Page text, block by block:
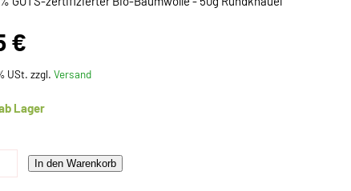
€
USt. zzgl.Versand
Lager
In den Warenkorb